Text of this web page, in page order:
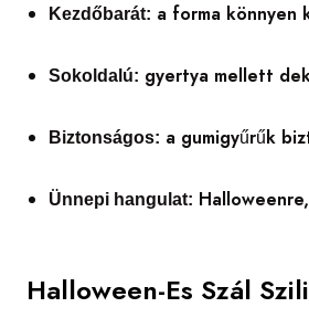
Kezdőbarát: a forma könnyen
Sokoldalú: gyertya mellett
Biztonságos: a gumigyűrűk
Ünnepi hangulat:
Halloween-Es Szál